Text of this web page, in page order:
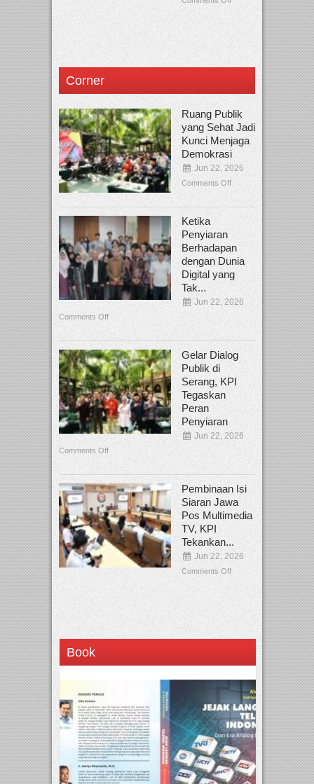
Corner
Ruang Publik
yang Sehat Jadi
Kunci Menjaga
Demokrasi
Jun 22, 2026
Comments Off
Ketika
Penyiaran
Berhadapan
dengan Dunia
Digital yang
Tak...
Jun 22, 2026
Comments Off
Gelar Dialog
Publik di
Serang, KPI
Tegaskan
Peran
Penyiaran
Jun 22, 2026
Comments Off
Pembinaan Isi
Siaran Jawa
Pos Multimedia
TV, KPI
Tekankan...
Jun 22, 2026
Comments Off
Book